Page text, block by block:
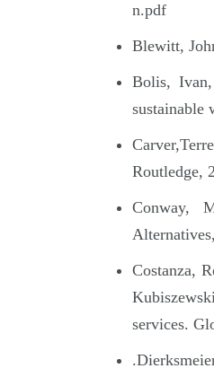
n.pdf
Blewitt,
Bolis,
sustainable
Routledge,
Conway,
Costanza,
services.